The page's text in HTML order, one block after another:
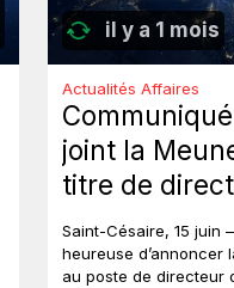
il y a 1 mois
Actualités Affaires
joint la
titre de
et du
affaires.
Saint-Césaire, 15 juin
heureuse d’annoncer
au poste de directeur